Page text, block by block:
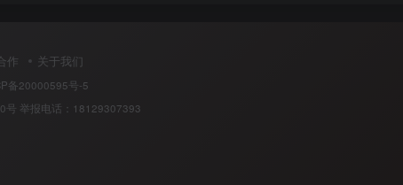
作 关于我们
备20000595号-5
号 举报电话：18129307393